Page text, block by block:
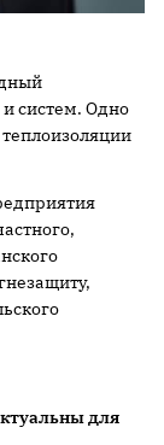
систем. Одно
для